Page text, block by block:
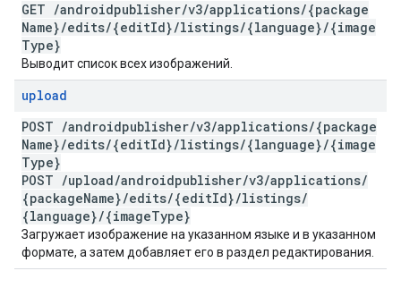
GET /androidpublisher/v3/applications/{package
Name}/edits/{editId}/listings/{language}/{image
Type}
Выводит список всех изображений.
upload
POST /androidpublisher/v3/applications/{package
Name}/edits/{editId}/listings/{language}/{image
Type}
POST /upload/androidpublisher/v3/applications/
{packageName}/edits/{editId}/listings/
{language}/{imageType}
Загружает изображение на указанном языке и в указанном
формате, а затем добавляет его в раздел редактирования.